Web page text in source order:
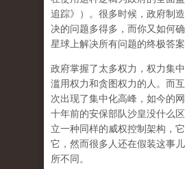
追踪》）。 很多时候，政府制
决的问题多得多，而你又如何
星球上解决所有问题的终极答案
政府掌握了太多权力，权力集
滥用权力和贪图权力的人。而
次出现了集中化高峰， 如今的
十年前的安保部队沙皇没什么
立一种同样的威权控制架构，
它，然而很多人还在假装这事
所不同。